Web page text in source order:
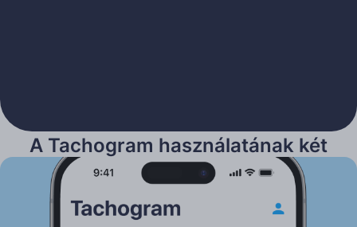
A Tachogram használatának két
módja